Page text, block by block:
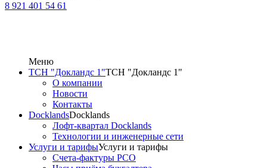
8 921 401 54 61
Меню
ТСН "Докландс 1"ТСН "Докландс 1"
О компании
Новости
Контакты
DocklandsDocklands
Лофт-квартал Docklands
Технологии и инженерные сети
Услуги и тарифыУслуги и тарифы
Счета-фактуры РСО